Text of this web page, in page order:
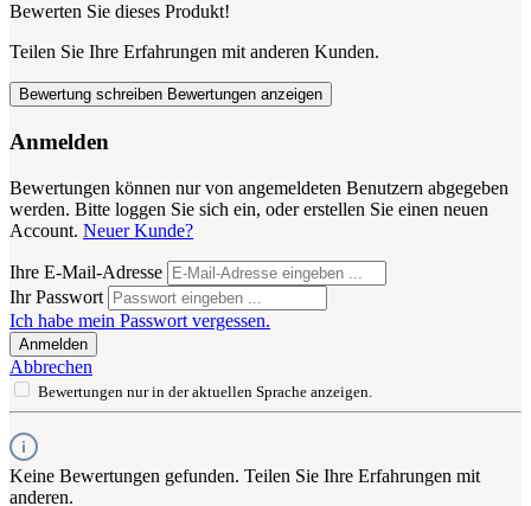
Bewerten Sie dieses Produkt!
Teilen Sie Ihre Erfahrungen mit anderen Kunden.
Bewertung schreiben Bewertungen anzeigen
Anmelden
Bewertungen können nur von angemeldeten Benutzern abgegeben
werden. Bitte loggen Sie sich ein, oder erstellen Sie einen neuen
Account. Neuer Kunde?
Ihre E-Mail-Adresse
Ihr Passwort
Ich habe mein Passwort vergessen.
Anmelden
Abbrechen
Bewertungen nur in der aktuellen Sprache anzeigen.
Keine Bewertungen gefunden. Teilen Sie Ihre Erfahrungen mit
anderen.